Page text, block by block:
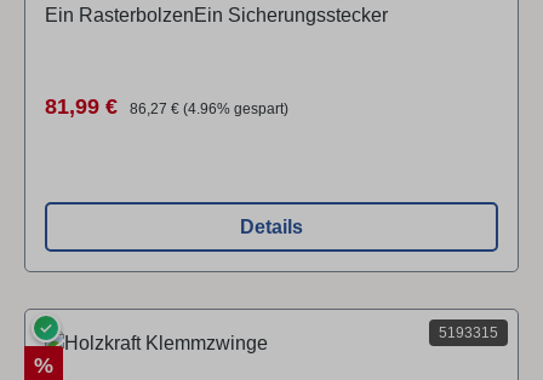
Ein RasterbolzenEin Sicherungsstecker
Verkaufspreis:
81,99 € Regulärer Preis:
86,27 € (4.96% gespart)
Details
Rabatt
%
5193315
✓